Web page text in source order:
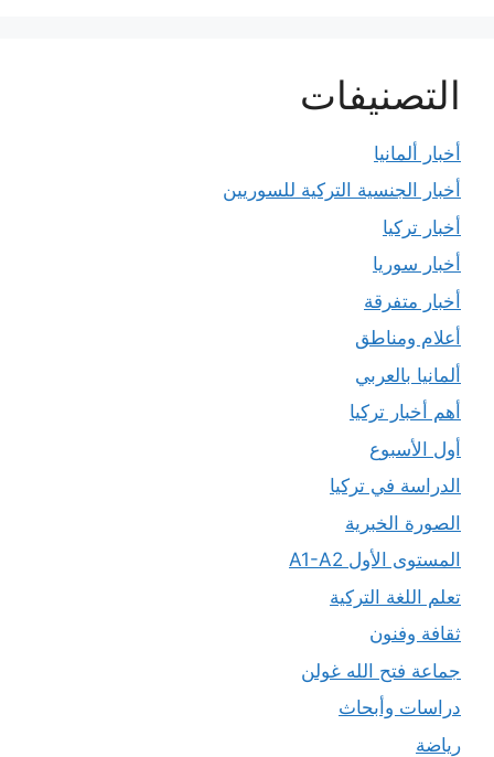
التصنيفات
أخبار ألمانيا
أخبار الجنسية التركية للسوريين
أخبار تركيا
أخبار سوريا
أخبار متفرقة
أعلام ومناطق
ألمانيا بالعربي
أهم أخبار تركيا
أول الأسبوع
الدراسة في تركيا
الصورة الخبرية
المستوى الأول A1-A2
تعلم اللغة التركية
ثقافة وفنون
جماعة فتح الله غولن
دراسات وأبحاث
رياضة